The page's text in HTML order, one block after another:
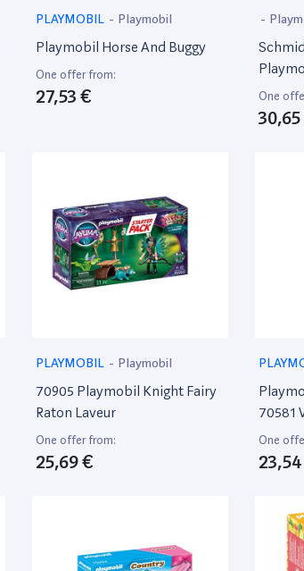
PLAYMOBIL - Playmobil
Playmobil Horse And Buggy
One offer from:
27,53 €
-
2X60 -
One
PLAYMOBIL - Playmobil
70905 Playmobil Knight Fairy
Raton Laveur
One offer from:
25,69 €
70581
One